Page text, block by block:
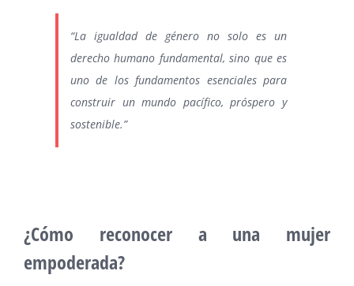
“La igualdad de género no solo es un
derecho humano fundamental, sino que es
uno de los fundamentos esenciales para
construir un mundo pacífico, próspero y
sostenible.”
¿Cómo reconocer a una mujer
empoderada?